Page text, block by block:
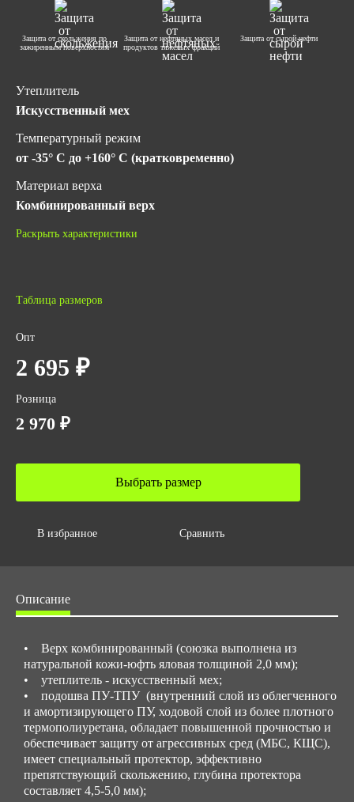
Защита от скольжения по
зажиренным поверхностям
Защита от нефтяных масел и
продуктов тяжелых фракций
Защита от сырой нефти
Утеплитель
Искусственный мех
Температурный режим
от -35° C до +160° C (кратковременно)
Материал верха
Комбинированный верх
Метод крепления подошвы
Без подноска
ГОСТ
ГОСТ Р 12.4.187-97
ГОСТ 12.4.033-77
Вес за ед,кг
Объем упаковки,м3
0.084
Раскрыть характеристики
Таблица размеров
Опт
2 695 ₽
Розница
2 970 ₽
Выбрать размер
В избранное Сравнить
Описание
• Верх комбинированный (союзка выполнена из
натуральной кожи-юфть яловая толщиной 2,0 мм);
• утеплитель - искусственный мех;
• подошва ПУ-ТПУ (внутренний слой из облегченного
и амортизирующего ПУ, ходовой слой из более плотного
термополиуретана, обладает повышенной прочностью и
обеспечивает защиту от агрессивных сред (МБС, КЩС),
имеет специальный протектор, эффективно
препятствующий скольжению, глубина протектора
составляет 4,5-5,0 мм);